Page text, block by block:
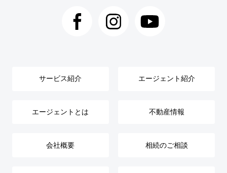
サービス紹介 エージェント紹介
エージェントとは 不動産情報
会社概要 相続のご相談